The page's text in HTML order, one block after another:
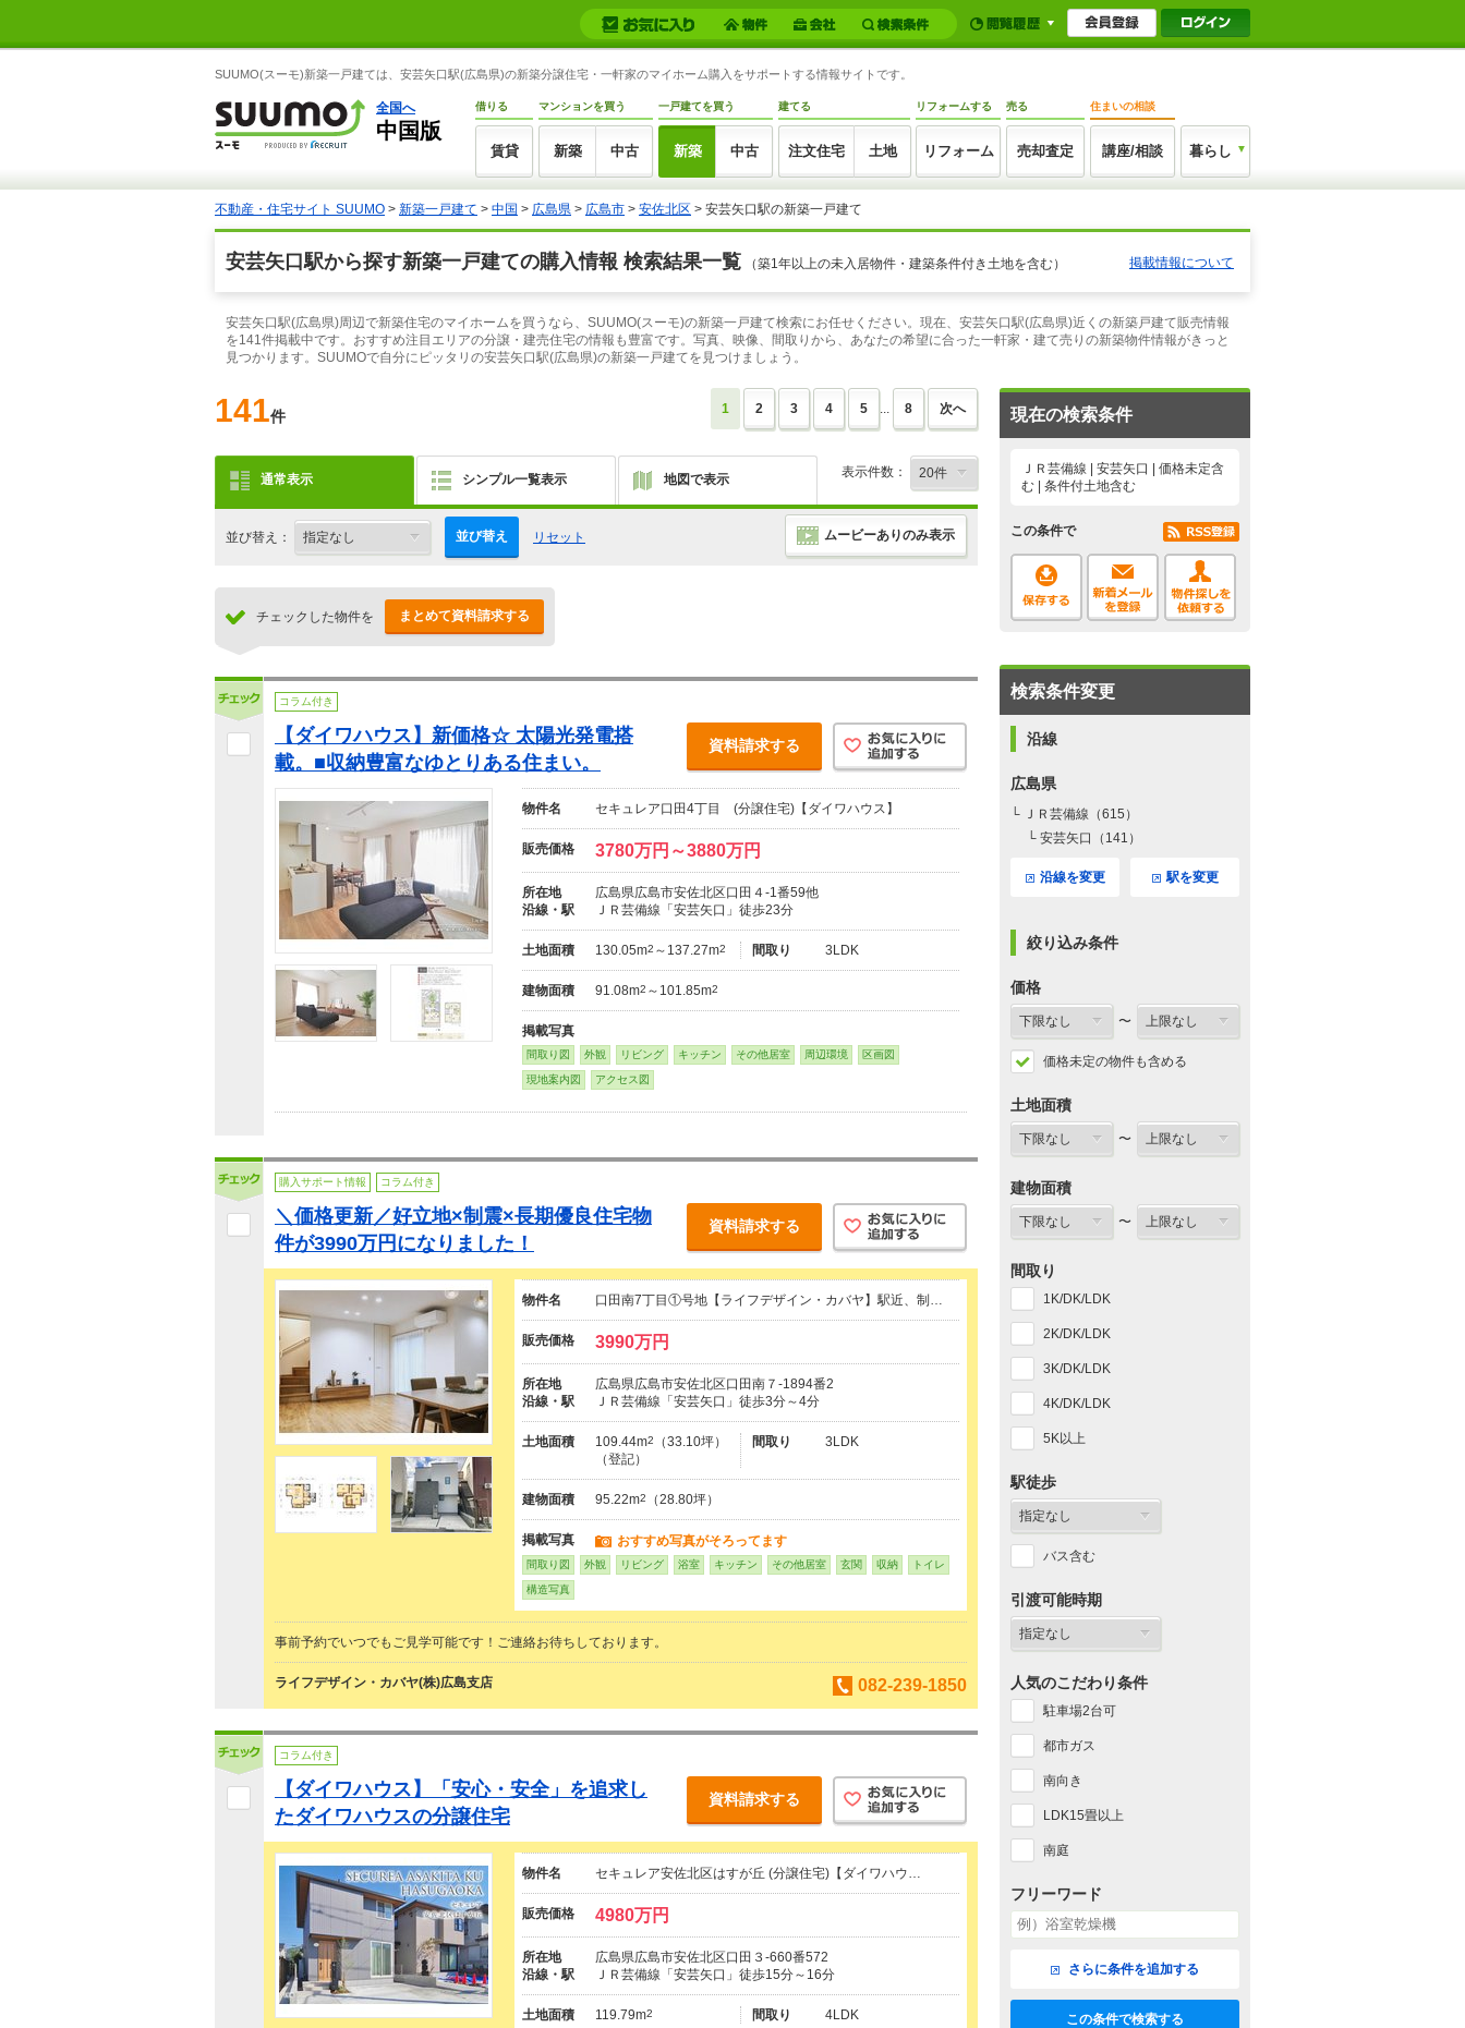
SUUMO(スーモ)新築一戸建ては、安芸矢口駅(広島県)の新築分譲住宅・一軒家のマイホーム購入をサポートする情報サイトです。
全国へ
中国版
借りる
賃貸
マンションを買う
新築 中古
一戸建てを買う
新築 中古
建てる
注文住宅 土地
リフォームする
リフォーム
売る
売却査定
住まいの相談
講座/相談 暮らし
不動産・住宅サイト SUUMO > 新築一戸建て > 中国 > 広島県 > 広島市 > 安佐北区 > 安芸矢口駅の新築一戸建て
安芸矢口駅から探す新築一戸建ての購入情報 検索結果一覧 （築1年以上の未入居物件・建築条件付き土地を含む） 掲載情報について
安芸矢口駅(広島県)周辺で新築住宅のマイホームを買うなら、SUUMO(スーモ)の新築一戸建て検索にお任せください。現在、安芸矢口駅(広島県)近くの新築戸建て販売情報
を141件掲載中です。おすすめ注目エリアの分譲・建売住宅の情報も豊富です。写真、映像、間取りから、あなたの希望に合った一軒家・建て売りの新築物件情報がきっと
見つかります。SUUMOで自分にピッタリの安芸矢口駅(広島県)の新築一戸建てを見つけましょう。
141件 1 2 3 4 5 ... 8 次へ
通常表示 シンプル一覧表示 地図で表示 表示件数：
並び替え： 並び替え リセット ムービーありのみ表示
チェックした物件を まとめて資料請求する
コラム付き
【ダイワハウス】新価格☆ 太陽光発電搭
載。■収納豊富なゆとりある住まい。
資料請求する
物件名 セキュレア口田4丁目 (分譲住宅)【ダイワハウス】
販売価格 3780万円～3880万円
所在地
広島県広島市安佐北区口田４-1番59他
沿線・駅
ＪＲ芸備線「安芸矢口」徒歩23分
土地面積 130.05m2 ～137.27m2 間取り 3LDK
建物面積 91.08m2 ～101.85m2
掲載写真
間取り図 外観 リビング キッチン その他居室 周辺環境 区画図
現地案内図 アクセス図
購入サポート情報 コラム付き
＼価格更新／好立地×制震×長期優良住宅物
件が3990万円になりました！
資料請求する
物件名 口田南7丁目①号地【ライフデザイン・カバヤ】駅近、制…
販売価格 3990万円
所在地
広島県広島市安佐北区口田南７-1894番2
沿線・駅
ＪＲ芸備線「安芸矢口」徒歩3分～4分
土地面積 109.44m2
（33.10坪）
（登記）
間取り 3LDK
建物面積 95.22m2 （28.80坪）
掲載写真 おすすめ写真がそろってます
間取り図 外観 リビング 浴室 キッチン その他居室 玄関 収納 トイレ
構造写真
事前予約でいつでもご見学可能です！ご連絡お待ちしております。
ライフデザイン・カバヤ(株)広島支店 082-239-1850
コラム付き
【ダイワハウス】「安心・安全」を追求し
たダイワハウスの分譲住宅
資料請求する
物件名 セキュレア安佐北区はすが丘 (分譲住宅)【ダイワハウ…
販売価格 4980万円
所在地
広島県広島市安佐北区口田３-660番572
沿線・駅
ＪＲ芸備線「安芸矢口」徒歩15分～16分
土地面積 119.79m2 間取り 4LDK
現在の検索条件
ＪＲ芸備線 | 安芸矢口 | 価格未定含
む | 条件付土地含む
この条件で
検索条件変更
沿線
広島県
└ ＪＲ芸備線（615）
└ 安芸矢口（141）
沿線を変更 駅を変更
絞り込み条件
価格
〜
価格未定の物件も含める
土地面積
〜
建物面積
〜
間取り
1K/DK/LDK
2K/DK/LDK
3K/DK/LDK
4K/DK/LDK
5K以上
駅徒歩
バス含む
引渡可能時期
人気のこだわり条件
駐車場2台可
都市ガス
南向き
LDK15畳以上
南庭
フリーワード
さらに条件を追加する
この条件で検索する